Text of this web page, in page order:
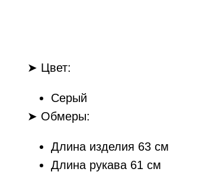
➤ Цвет:
Серый
➤ Обмеры:
Длина изделия 63 см
Длина рукава 61 см